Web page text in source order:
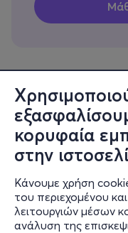
κορυφαία
στην
Κάνουμε χρήση
του περιεχομένου
λειτουργιών μέσων
ανάλυση της
Πληροφορίες
Υποστήριξη
Stay Connected